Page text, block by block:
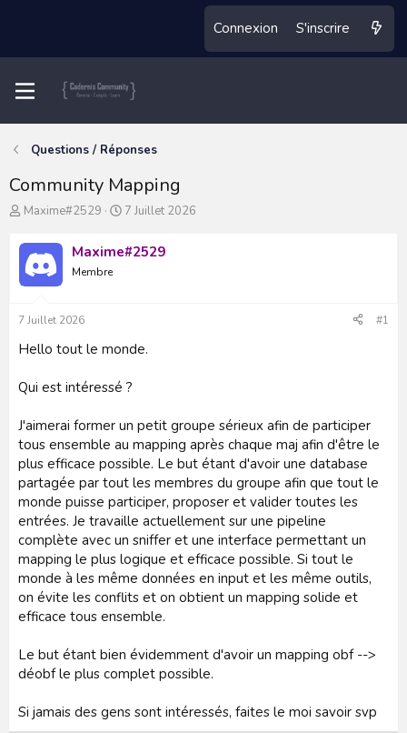
Connexion S'inscrire
Questions / Réponses
Community Mapping
A
t
e
u
r
u
s
u
e
Maxime#2529
D
e
u
7 Juillet 2026
Maxime#2529
Membre
7 Juillet 2026 #1
Hello tout le monde.
Qui est intéressé ?
J'aimerai former un petit groupe sérieux afin de participer
tous ensemble au mapping après chaque maj afin d'être le
plus efficace possible. Le but étant d'avoir une database
partagée par tout les membres du groupe afin que tout le
monde puisse participer, proposer et valider toutes les
entrées. Je travaille actuellement sur une pipeline
complète avec un sniffer et une interface permettant un
mapping le plus logique et efficace possible. Si tout le
monde à les même données en input et les même outils,
on évite les conflits et on obtient un mapping solide et
efficace tous ensemble.
Le but étant bien évidemment d'avoir un mapping obf -->
déobf le plus complet possible.
Si jamais des gens sont intéressés, faites le moi savoir svp